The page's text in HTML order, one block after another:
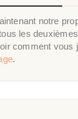
notre
les
comment vous
.